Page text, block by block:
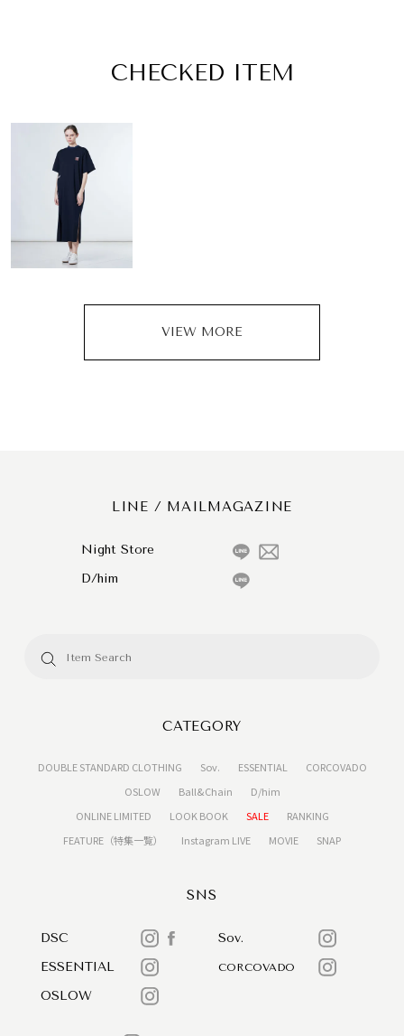
CHECKED ITEM
VIEW MORE
LINE / MAILMAGAZINE
Night Store
D/him
CATEGORY
DOUBLE STANDARD CLOTHING Sov. ESSENTIAL
CORCOVADO
OSLOW
Ball&Chain
D/him
ONLINE LIMITED
LOOK BOOK SALE
RANKING
FEATURE（特集一覧）
Instagram LIVE MOVIE SNAP
SNS
DSC
Sov.
ESSENTIAL
CORCOVADO
OSLOW